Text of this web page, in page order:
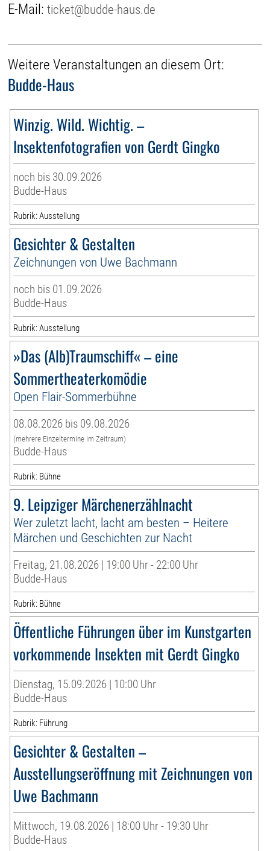
E-Mail:ticket@budde-haus.de
Weitere Veranstaltungen an diesem Ort:
Budde-Haus
Winzig. Wild. Wichtig. –
Insektenfotografien von Gerdt Gingko
noch bis 30.09.2026
Budde-Haus
Rubrik: Ausstellung
Gesichter & Gestalten
Zeichnungen von Uwe Bachmann
noch bis 01.09.2026
Budde-Haus
Rubrik: Ausstellung
»Das (Alb)Traumschiff« – eine
Sommertheaterkomödie
Open Flair-Sommerbühne
08.08.2026 bis 09.08.2026
(mehrere Einzeltermine im Zeitraum)
Budde-Haus
Rubrik: Bühne
9. Leipziger Märchenerzählnacht
Wer zuletzt lacht, lacht am besten – Heitere
Märchen und Geschichten zur Nacht
Freitag, 21.08.2026 | 19:00 Uhr - 22:00 Uhr
Budde-Haus
Rubrik: Bühne
Öffentliche Führungen über im Kunstgarten
vorkommende Insekten mit Gerdt Gingko
Dienstag, 15.09.2026 | 10:00 Uhr
Budde-Haus
Rubrik: Führung
Gesichter & Gestalten –
Ausstellungseröffnung mit Zeichnungen von
Uwe Bachmann
Mittwoch, 19.08.2026 | 18:00 Uhr - 19:30 Uhr
Budde-Haus